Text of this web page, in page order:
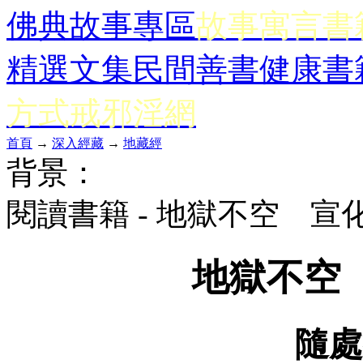
佛典故事專區故事寓言書
精選文集民間善書健康書
方式戒邪淫網
首頁 → 深入經藏 → 地藏經
背景：
閱讀書籍 - 地獄不空 宣
地獄不
隨